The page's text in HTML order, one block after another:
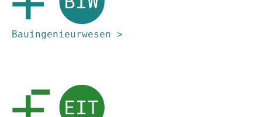
Bauingenieurwesen >